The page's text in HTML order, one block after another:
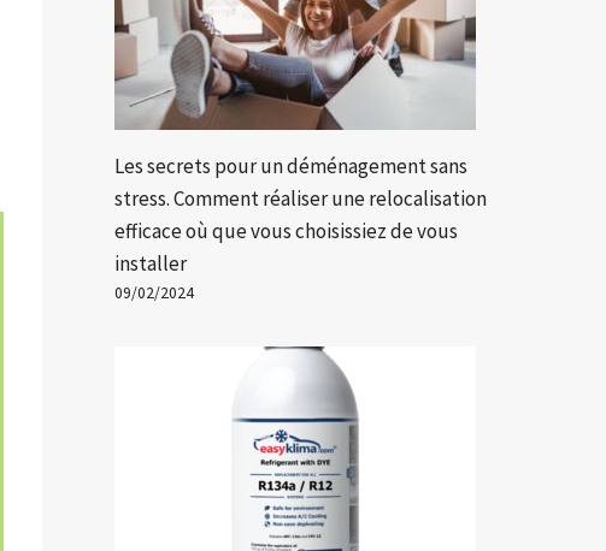
Les secrets pour un déménagement sans
stress. Comment réaliser une relocalisation
efficace où que vous choisissiez de vous
installer
09/02/2024